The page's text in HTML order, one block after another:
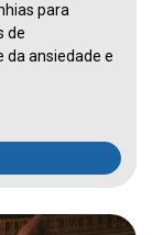
para
de
da ansiedade e